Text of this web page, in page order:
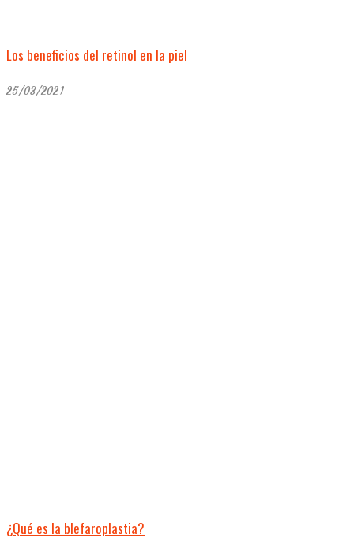
Los beneficios del retinol en la piel
25/03/2021
¿Qué es la blefaroplastia?